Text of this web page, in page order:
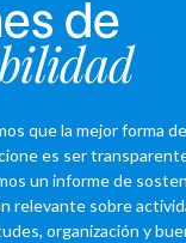
de
que la mejor forma
es ser
un informe de
relevante sobre
organización y